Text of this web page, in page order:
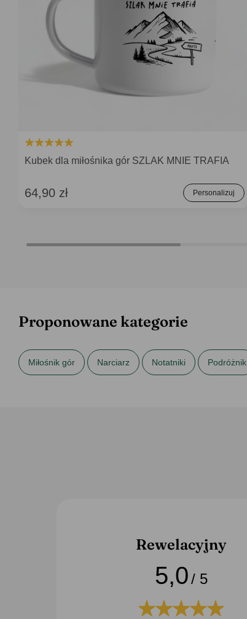
Kubek dla miłośnika gór SZLAK MNIE TRAFIA
64,90 zł Personalizuj
Proponowane kategorie
Miłośnik gór Narciarz Notatniki Podróżnik
Rewelacyjny
5,0/ 5